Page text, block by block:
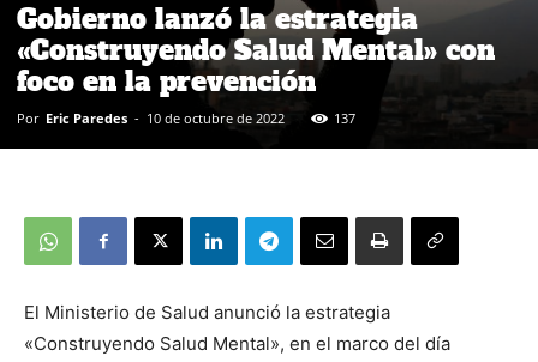
Gobierno lanzó la estrategia
«Construyendo Salud Mental» con
foco en la prevención
Por Eric Paredes - 10 de octubre de 2022 137
El Ministerio de Salud anunció la estrategia
«Construyendo Salud Mental», en el marco del día